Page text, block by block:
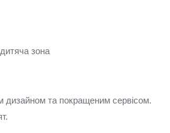
зона
дизайном та покращеним сервісом.